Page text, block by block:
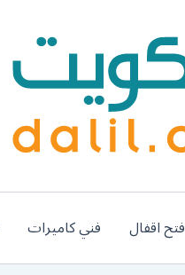
فتح اقفال فني كاميرات